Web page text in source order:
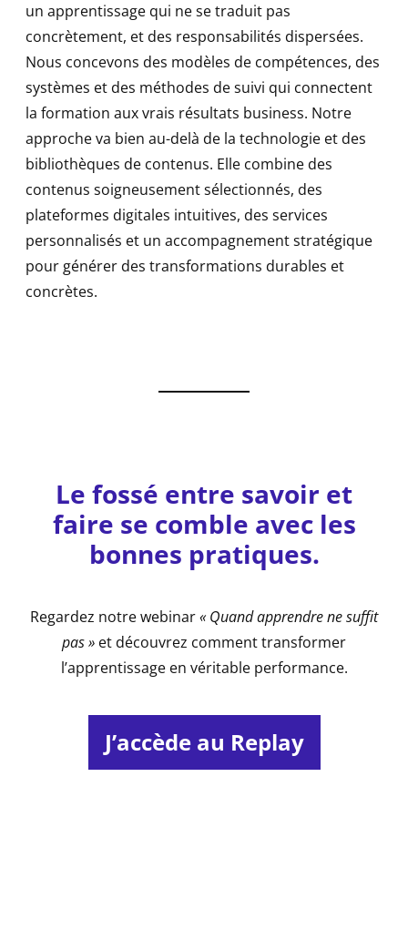
un apprentissage qui ne se traduit pas
concrètement, et des responsabilités dispersées.
Nous concevons des modèles de compétences, des
systèmes et des méthodes de suivi qui connectent
la formation aux vrais résultats business. Notre
approche va bien au-delà de la technologie et des
bibliothèques de contenus. Elle combine des
contenus soigneusement sélectionnés, des
plateformes digitales intuitives, des services
personnalisés et un accompagnement stratégique
pour générer des transformations durables et
concrètes.
Le fossé entre savoir et
faire se comble avec les
bonnes pratiques.
Regardez notre webinar« Quand apprendre ne suffit
pas » et découvrez comment transformer
l’apprentissage en véritable performance.
J’accède au Replay